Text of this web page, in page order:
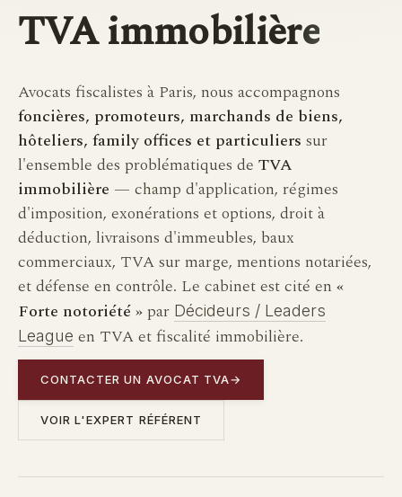
TVAimmobilière
Avocats fiscalistes à Paris, nous accompagnons
foncières, promoteurs, marchands de biens,
hôteliers, family offices et particuliers sur
l'ensemble des problématiques de TVA
immobilière — champ d'application, régimes
d'imposition, exonérations et options, droit à
déduction, livraisons d'immeubles, baux
commerciaux, TVA sur marge, mentions notariées,
et défense en contrôle. Le cabinet est cité en «
Forte notoriété » par Décideurs / Leaders
League en TVA et fiscalité immobilière.
CONTACTER UN AVOCAT TVA→
VOIR L'EXPERT RÉFÉRENT